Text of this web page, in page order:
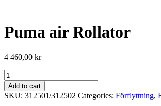
Puma air Rollator
4 460,00 kr
Puma
air
Rollator
quantity
Add to cart
SKU: 312501/312502 Categories: Förflyttning,